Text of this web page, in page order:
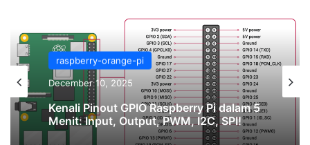
raspberry-orange-pi
December 10, 2025
teknologi 4.0
September 15, 2025
📘 Framework Belajar Raspberry Pi: Dari
Pemula hingga Advanced